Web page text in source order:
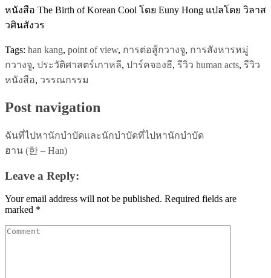
หนังสือ The Birth of Korean Cool โดย Euny Hong แปลโดย วิลาส
วศินสังวร
Tags: han kang, point of view, การต่อสู้กวางจู, การสังหารหมู่
กวางจู, ประวัติศาสตร์เกาหลี, ปาร์คจองฮี, รีวิว human acts, รีวิว
หนังสือ, วรรณกรรม
Post navigation
ฉันที่ไปหานักบำบัดและนักบำบัดที่ไปหานักบำบัด
ฮาน (한 – Han)
Leave a Reply:
Your email address will not be published. Required fields are
marked *